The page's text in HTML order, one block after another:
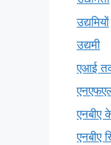
उद्यमियों
उद्यमी
एआई
एनबीए
एनबीए